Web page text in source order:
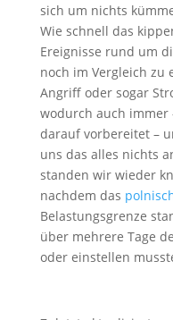
sich um nichts
Wie schnell das
Ereignisse rund um
noch im Vergleich zu
Angriff oder sogar
wodurch auch
darauf vorbereitet –
uns das alles nichts
standen wir wieder
nachdem das
Belastungsgrenze
über mehrere Tage
oder einstellen